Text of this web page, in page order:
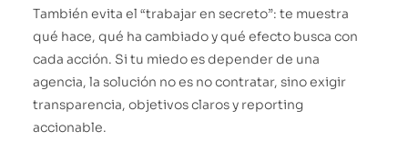
También evita el “trabajar en secreto”: te muestra
qué hace, qué ha cambiado y qué efecto busca con
cada acción. Si tu miedo es depender de una
agencia, la solución no es no contratar, sino exigir
transparencia, objetivos claros y reporting
accionable.